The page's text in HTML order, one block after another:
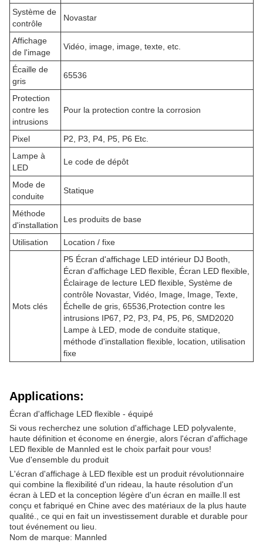
Système de
contrôle
Novastar
Affichage
de l'image
Vidéo, image, image, texte, etc.
Écaille de
gris
65536
Protection
contre les
intrusions
Pour la protection contre la corrosion
Pixel
P2, P3, P4, P5, P6 Etc.
Lampe à
LED
Le code de dépôt
Mode de
conduite
Statique
Méthode
d'installation
Les produits de base
Utilisation Location / fixe
Mots clés
P5 Écran d'affichage LED intérieur DJ Booth,
Écran d'affichage LED flexible, Écran LED flexible,
Éclairage de lecture LED flexible, Système de
contrôle Novastar, Vidéo, Image, Image, Texte,
Échelle de gris, 65536,Protection contre les
intrusions IP67, P2, P3, P4, P5, P6, SMD2020
Lampe à LED, mode de conduite statique,
méthode d'installation flexible, location, utilisation
fixe
Applications:
Écran d'affichage LED flexible - équipé
Si vous recherchez une solution d'affichage LED polyvalente,
haute définition et économe en énergie, alors l'écran d'affichage
LED flexible de Mannled est le choix parfait pour vous!
Vue d'ensemble du produit
L'écran d'affichage à LED flexible est un produit révolutionnaire
qui combine la flexibilité d'un rideau, la haute résolution d'un
écran à LED et la conception légère d'un écran en maille.Il est
conçu et fabriqué en Chine avec des matériaux de la plus haute
qualité., ce qui en fait un investissement durable et durable pour
tout événement ou lieu.
Nom de marque: Mannled